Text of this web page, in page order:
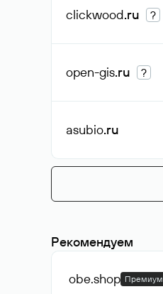
clickwood.ru ?
open-gis.ru ?
asubio.ru
Рекомендуем
obe.shop Премиум